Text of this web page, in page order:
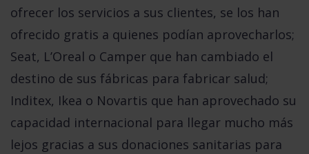
ofrecer los servicios a sus clientes, se los han
ofrecido gratis a quienes podían aprovecharlos;
Seat, L’Oreal o Camper que han cambiado el
destino de sus fábricas para fabricar salud;
Inditex, Ikea o Novartis que han aprovechado su
capacidad internacional para llegar mucho más
lejos gracias a sus donaciones sanitarias para